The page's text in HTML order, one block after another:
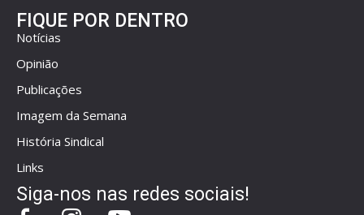
FIQUE POR DENTRO
Notícias
Opinião
Publicações
Imagem da Semana
História Sindical
Links
Siga-nos nas redes sociais!